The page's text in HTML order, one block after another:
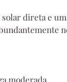
direta e
moderada.